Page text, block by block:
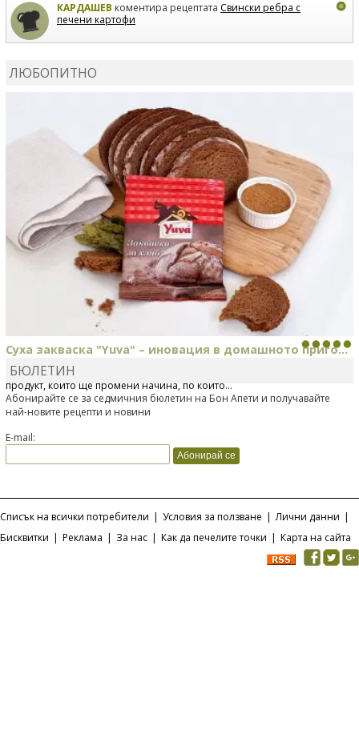
КАРДАШЕВ коментира рецептата Свински ребра с
печени картофи
ЛЮБОПИТНО
Суха закваска "Yuva" – иновация в домашното приго...
Отскоро Лесафр България стартира предлагането на изцяло нов
продукт, който ще промени начина, по който...
БЮЛЕТИН
Абонирайте се за седмичния бюлетин на Бон Апети и получавайте
най-новите рецепти и новини
E-mail:
Списък на всички потребители | Условия за ползване | Лични данни |
Бисквитки | Реклама | За нас | Как да печелите точки | Карта на сайта